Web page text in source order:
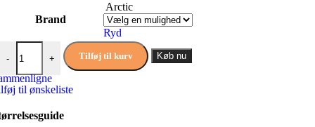
Brand
Arctic
Ryd
-
Rullemadras bomuld Junior antal
+ Tilføj til kurv Køb nu
til ønskeliste